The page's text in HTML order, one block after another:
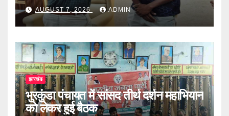
AUGUST 7, 2026 ADMIN
झारखंड
भुरकुंडा पंचायत में सांसद तीर्थ दर्शन महाभियान
को लेकर हुई बैठक